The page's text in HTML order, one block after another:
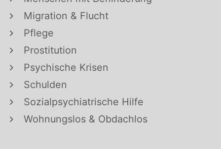
Migration & Flucht
Pflege
Prostitution
Psychische Krisen
Schulden
Sozialpsychiatrische Hilfe
Wohnungslos & Obdachlos